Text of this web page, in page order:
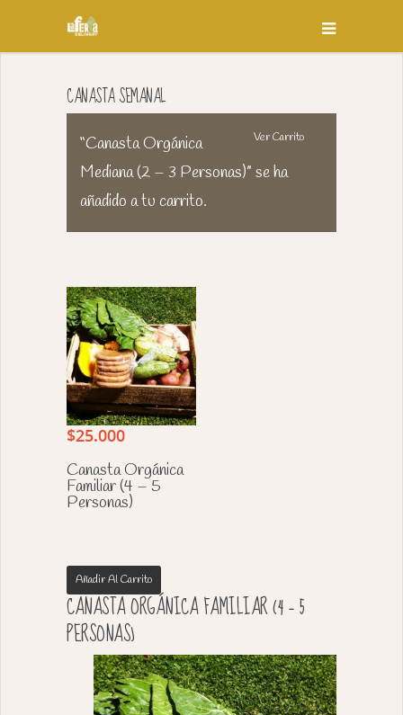
CANASTA SEMANAL
Ver Carrito
“Canasta Orgánica
Mediana (2 – 3 Personas)” se ha
añadido a tu carrito.
$25.000
Canasta Orgánica
Familiar (4 – 5
Personas)
Añadir Al Carrito
CANASTA ORGÁNICA FAMILIAR (4 – 5
PERSONAS)